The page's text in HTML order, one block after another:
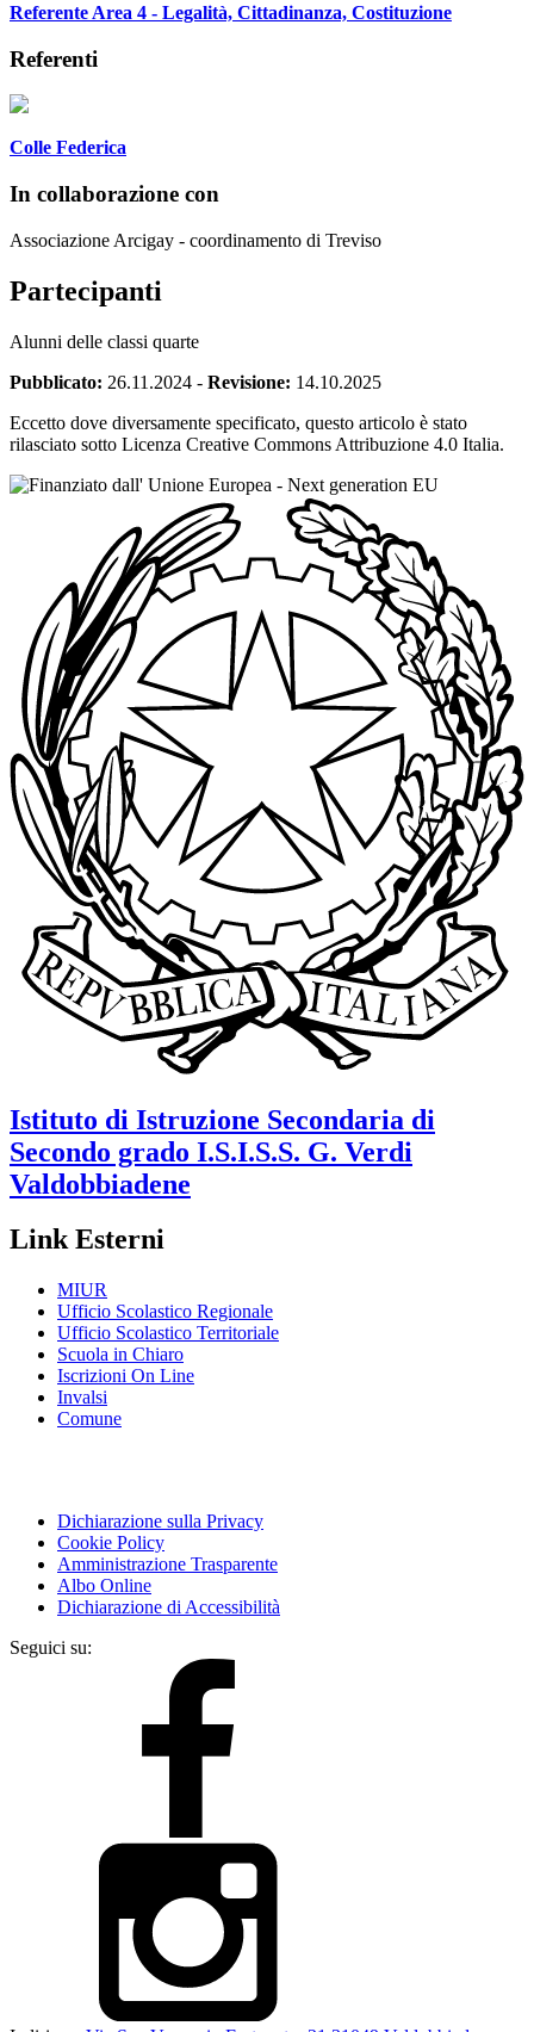
Referente Area 4 - Legalità, Cittadinanza, Costituzione
Referenti
Colle Federica
In collaborazione con
Associazione Arcigay - coordinamento di Treviso
Partecipanti
Alunni delle classi quarte
Pubblicato: 26.11.2024 - Revisione: 14.10.2025
Eccetto dove diversamente specificato, questo articolo è stato
rilasciato sotto Licenza Creative Commons Attribuzione 4.0 Italia.
Istituto di Istruzione Secondaria di
Secondo grado I.S.I.S.S. G. Verdi
Valdobbiadene
Link Esterni
MIUR
Ufficio Scolastico Regionale
Ufficio Scolastico Territoriale
Scuola in Chiaro
Iscrizioni On Line
Invalsi
Comune
Dichiarazione sulla Privacy
Cookie Policy
Amministrazione Trasparente
Albo Online
Dichiarazione di Accessibilità
Seguici su: